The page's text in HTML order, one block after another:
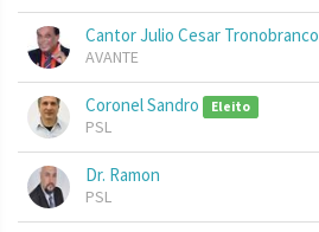
Cantor Julio Cesar Tronobranco
AVANTE
Coronel Sandro Eleito
PSL
Dr. Ramon
PSL